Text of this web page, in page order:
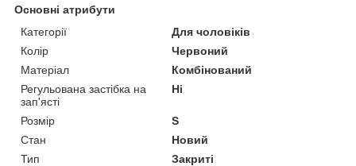
Основні атрибути
Категорії
Для чоловіків
Колір
Червоний
Матеріал
Комбінований
Регульована застібка на
зап'ясті
Ні
Розмір
S
Стан
Новий
Тип
Закриті